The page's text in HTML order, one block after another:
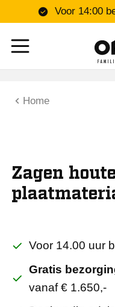
Voor 14:00
Home
Zagen
Voor 14.00 uur
Gratis
vanaf € 1.650,-